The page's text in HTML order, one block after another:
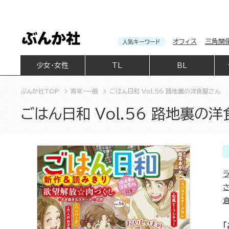
人気キーワード オフィス 三角関
少女・女性 BL
ぶんか社TOP 青年・一般 ごはん日和 Vol.56 路地裏の洋食屋さん
ごはん日和 Vol.56 路地裏の洋